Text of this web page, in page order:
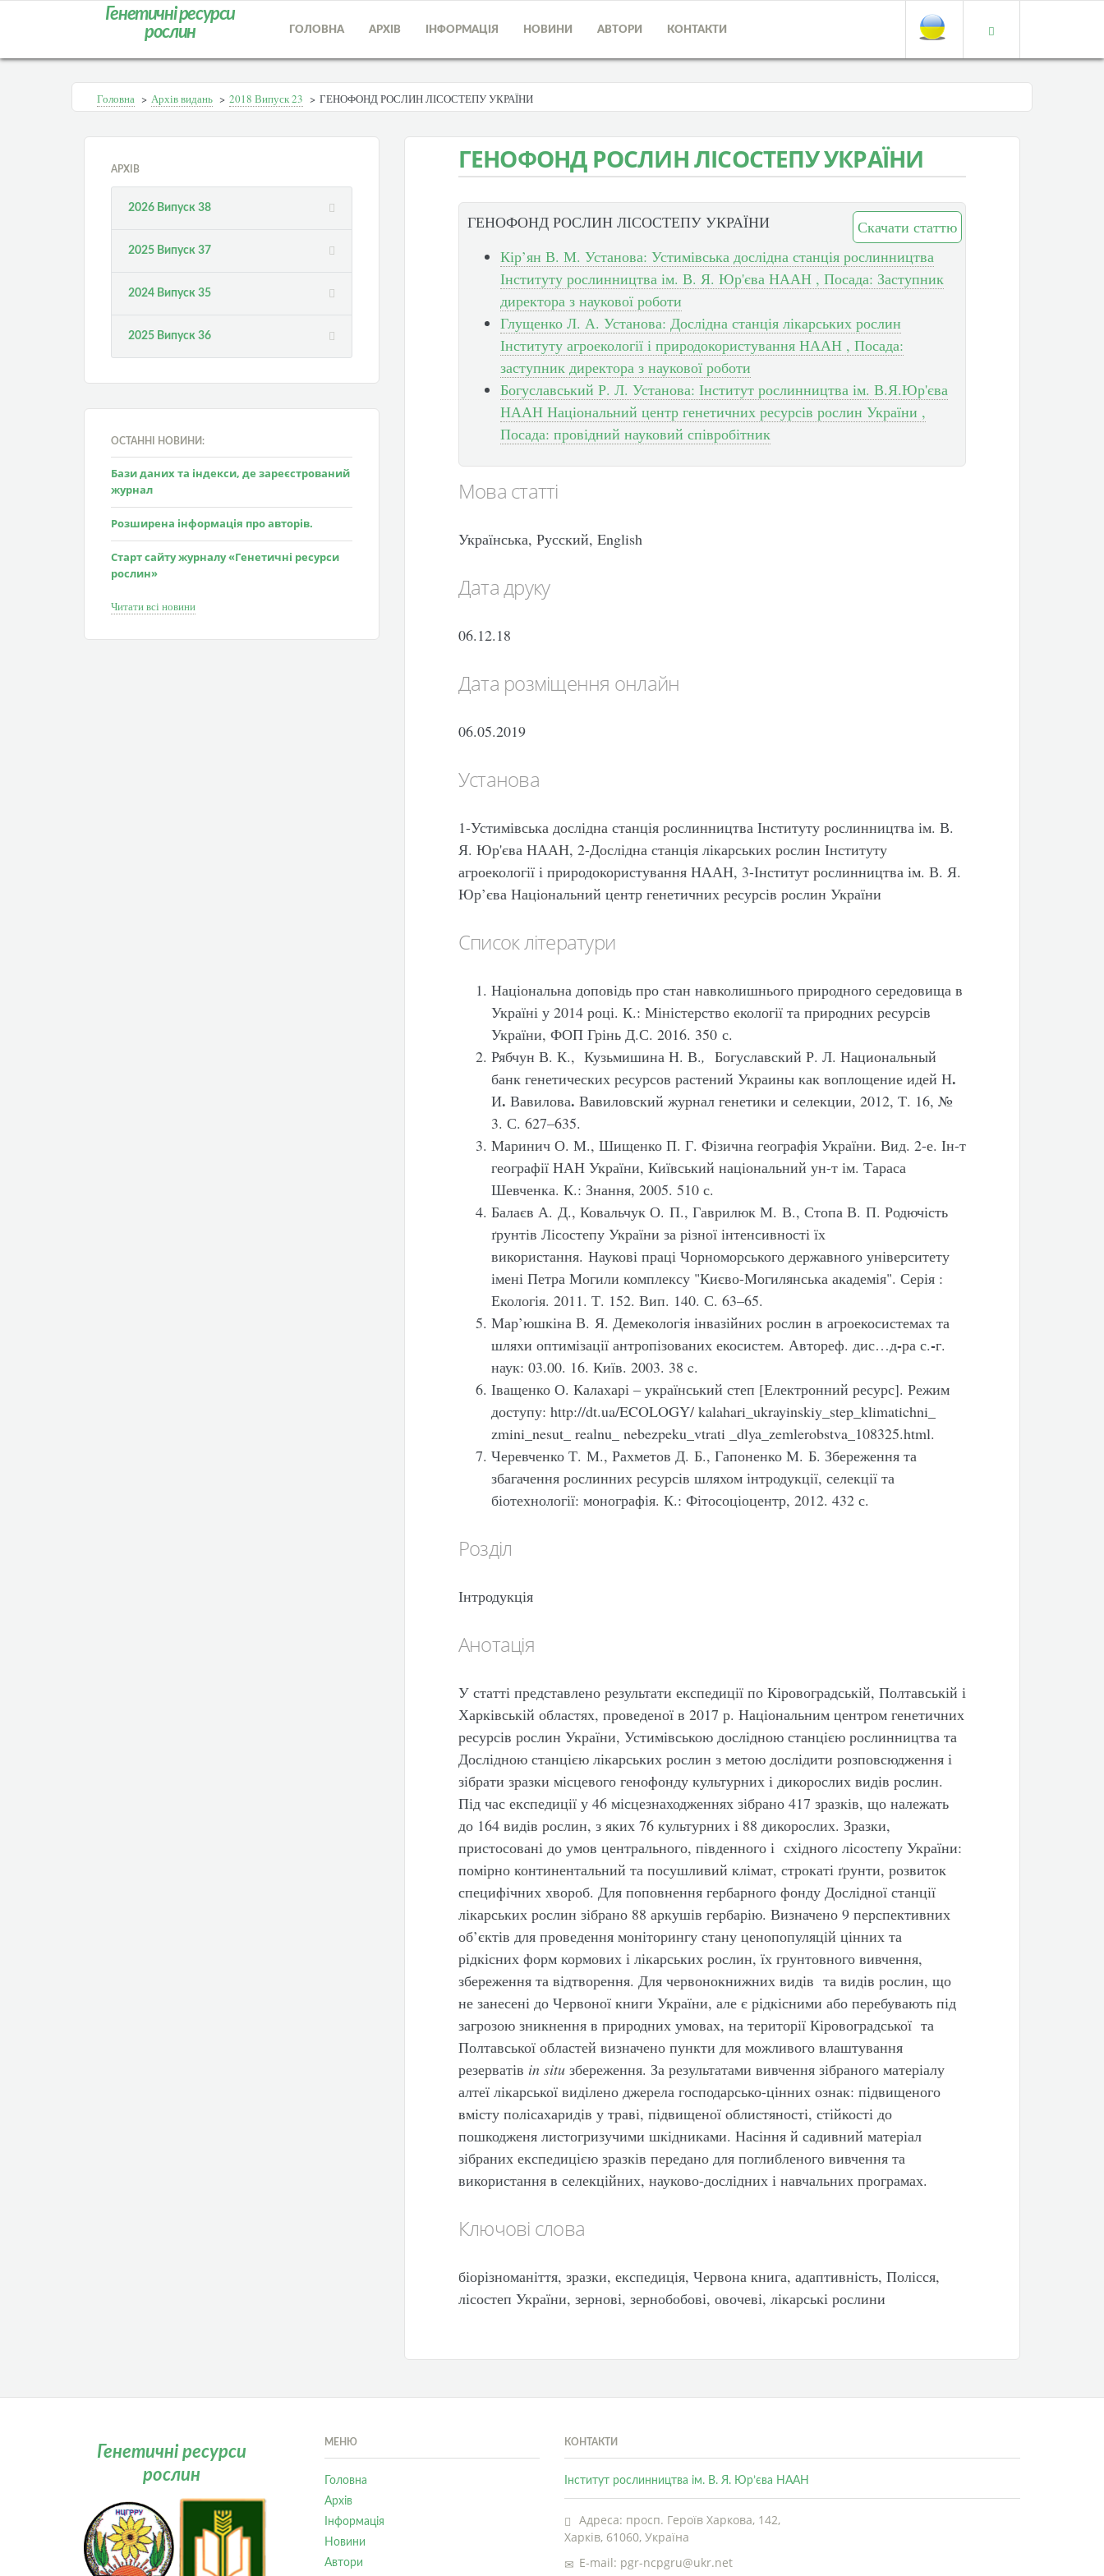
Генетичні ресурси
рослин
ГОЛОВНА АРХІВ ІНФОРМАЦІЯ НОВИНИ АВТОРИ КОНТАКТИ
Головна > Архів видань > 2018 Випуск 23 > ГЕНОФОНД РОСЛИН ЛІСОСТЕПУ УКРАЇНИ
АРХІВ
2026 Випуск 38
2025 Випуск 37
2024 Випуск 35
2025 Випуск 36
ОСТАННІ НОВИНИ:
Бази даних та індекси, де зареєстрований
журнал
Розширена інформація про авторів.
Старт сайту журналу «Генетичні ресурси
рослин»
Читати всі новини
ГЕНОФОНД РОСЛИН ЛІСОСТЕПУ УКРАЇНИ
Скачати статтю
ГЕНОФОНД РОСЛИН ЛІСОСТЕПУ УКРАЇНИ
Кір’ян В. М. Установа: Устимівська дослідна станція рослинництва
Інституту рослинництва ім. В. Я. Юр'єва НААН , Посада: Заступник
директора з наукової роботи
Глущенко Л. А. Установа: Дослідна станція лікарських рослин
Інституту агроекології і природокористування НААН , Посада:
заступник директора з наукової роботи
Богуславський Р. Л. Установа: Інститут рослинництва ім. В.Я.Юр'єва
НААН Національний центр генетичних ресурсів рослин України ,
Посада: провідний науковий співробітник
Мова статті
Українська, Русский, English
Дата друку
06.12.18
Дата розміщення онлайн
06.05.2019
Установа
1-Устимівська дослідна станція рослинництва Інституту рослинництва ім. В.
Я. Юр'єва НААН, 2-Дослідна станція лікарських рослин Інституту
агроекології і природокористування НААН, 3-Інститут рослинництва ім. В. Я.
Юр’єва Національний центр генетичних ресурсів рослин України
Список літератури
Національна доповідь про стан навколишнього природного середовища в
Україні у 2014 році. К.: Міністерство екології та природних ресурсів
України, ФОП Грінь Д.С. 2016. 350 с.
Рябчун В. К., Кузьмишина Н. В., Богуславский Р. Л. Национальный
банк генетических ресурсов растений Украины как воплощение идей Н.
И. Вавилова. Вавиловский журнал генетики и селекции, 2012, Т. 16, №
3. С. 627–635.
Маринич О. М., Шищенко П. Г. Фізична географія України. Вид. 2-е. Ін-т
географії НАН України, Київський національний ун-т ім. Тараса
Шевченка. К.: Знання, 2005. 510 с.
Балаєв А. Д., Ковальчук О. П., Гаврилюк М. В., Стопа В. П. Родючість
ґрунтів Лісостепу України за різної інтенсивності їх
використання. Наукові праці Чорноморського державного університету
імені Петра Могили комплексу "Києво-Могилянська академія". Серія :
Екологія. 2011. Т. 152. Вип. 140. С. 63–65.
Мар’юшкіна В. Я. Демекологія інвазійних рослин в агроекосистемах та
шляхи оптимізації антропізованих екосистем. Автореф. дис…д-ра с.-г.
наук: 03.00. 16. Київ. 2003. 38 c.
Іващенко О. Калахарі – український степ [Електронний ресурс]. Режим
доступу: http://dt.ua/ECOLOGY/ kalahari_ukrayinskiy_step_klimatichni_
zmini_nesut_ realnu_ nebezpeku_vtrati _dlya_zemlerobstva_108325.html.
Черевченко Т. М., Рахметов Д. Б., Гапоненко М. Б. Збереження та
збагачення рослинних ресурсів шляхом інтродукції, селекції та
біотехнології: монографія. К.: Фітосоціоцентр, 2012. 432 с.
Розділ
Інтродукція
Анотація
У статті представлено результати експедиції по Кіровоградській, Полтавській і
Харківській областях, проведеної в 2017 р. Національним центром генетичних
ресурсів рослин України, Устимівською дослідною станцією рослинництва та
Дослідною станцією лікарських рослин з метою дослідити розповсюдження і
зібрати зразки місцевого генофонду культурних і дикорослих видів рослин.
Під час експедиції у 46 місцезнаходженнях зібрано 417 зразків, що належать
до 164 видів рослин, з яких 76 культурних і 88 дикорослих. Зразки,
пристосовані до умов центрального, південного і східного лісостепу України:
помірно континентальний та посушливий клімат, строкаті ґрунти, розвиток
специфічних хвороб. Для поповнення гербарного фонду Дослідної станції
лікарських рослин зібрано 88 аркушів гербарію. Визначено 9 перспективних
об’єктів для проведення моніторингу стану ценопопуляцій цінних та
рідкісних форм кормових і лікарських рослин, їх грунтовного вивчення,
збереження та відтворення. Для червонокнижних видів та видів рослин, що
не занесені до Червоної книги України, але є рідкісними або перебувають під
загрозою зникнення в природних умовах, на території Кіровоградської та
Полтавської областей визначено пункти для можливого влаштування
резерватів in situ збереження. За результатами вивчення зібраного матеріалу
алтеї лікарської виділено джерела господарсько-цінних ознак: підвищеного
вмісту полісахаридів у траві, підвищеної облистяності, стійкості до
пошкодженя листогризучими шкідниками. Насіння й садивний матеріал
зібраних експедицією зразків передано для поглибленого вивчення та
використання в селекційних, науково-дослідних і навчальних програмах.
Ключові слова
біорізноманіття, зразки, експедиція, Червона книга, адаптивність, Полісся,
лісостеп України, зернові, зернобобові, овочеві, лікарські рослини
Генетичні ресурси
рослин
МЕНЮ
Головна
Архів
Інформація
Новини
Автори
КОНТАКТИ
Інститут рослинництва ім. В. Я. Юр’єва НААН
Адреса: просп. Героїв Харкова, 142,
Харків, 61060, Україна
E-mail: pgr-ncpgru@ukr.net